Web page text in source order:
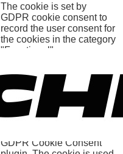
The cookie is set by
GDPR cookie consent to
record the user consent for
the cookies in the category
"Functional".
GDPR Cookie Consent
plugin. The cookies is
used to store the user
consent for the cookies in
the category "Necessary".
GDPR Cookie Consent